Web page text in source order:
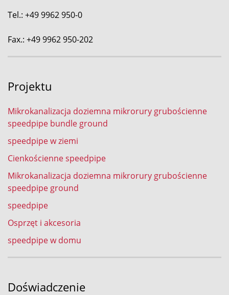
Tel.: +49 9962 950-0
Fax.: +49 9962 950-202
Projektu
Mikrokanalizacja doziemna mikrorury grubościenne
speedpipe bundle ground
speedpipe w ziemi
Cienkościenne speedpipe
Mikrokanalizacja doziemna mikrorury grubościenne
speedpipe ground
speedpipe
Osprzęt i akcesoria
speedpipe w domu
Doświadczenie